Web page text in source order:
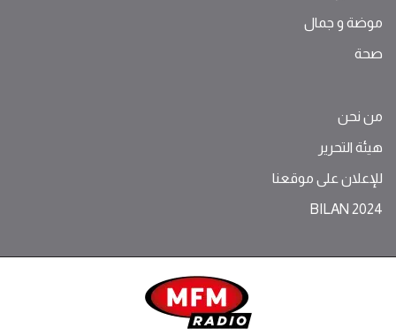
موضة ‫و‬ ‫‬‫جمال‬
صحة
من نحن
هيئة التحرير
للإعلان على موقعنا
BILAN 2024